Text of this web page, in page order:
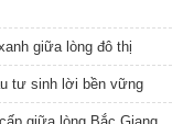
giữa lòng đô thị
tư sinh lời bền vững